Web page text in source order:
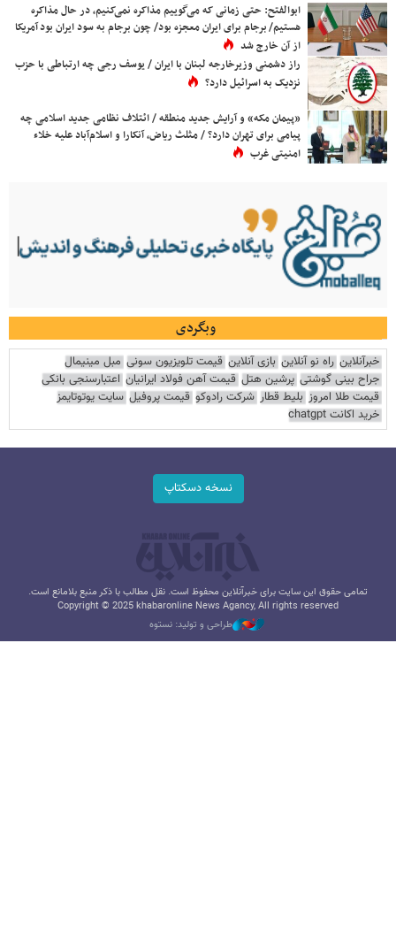
ابوالفتح: حتی زمانی که می‌گوییم مذاکره نمی‌کنیم، در حال مذاکره
هستیم/ برجام برای ایران معجزه بود/ چون برجام به سود ایران بود آمریکا
از آن خارج شد
راز دشمنی وزیرخارجه لبنان با ایران / یوسف رجی چه ارتباطی با حزب
نزدیک به اسرائیل دارد؟
«پیمان مکه» و آرایش جدید منطقه / ائتلاف نظامی جدید اسلامی چه
پیامی برای تهران دارد؟ / مثلث ریاض، آنکارا و اسلام‌آباد علیه خلاء
امنیتی غرب
وبگردی
خبرآنلاین راه نو آنلاین بازی آنلاین قیمت تلویزیون سونی مبل مینیمال
جراح بینی گوشتی پرشین هتل قیمت آهن فولاد ایرانیان اعتبارسنجی بانکی
قیمت طلا امروز بلیط قطار شرکت رادوکو قیمت پروفیل سایت یوتوتایمز
خرید اکانت chatgpt
نسخه دسکتاپ
تمامی حقوق این سایت برای خبرآنلاین محفوظ است. نقل مطالب با ذکر منبع بلامانع است.
Copyright © 2025 khabaronline News Agancy, All rights reserved
طراحی و تولید: نستوه